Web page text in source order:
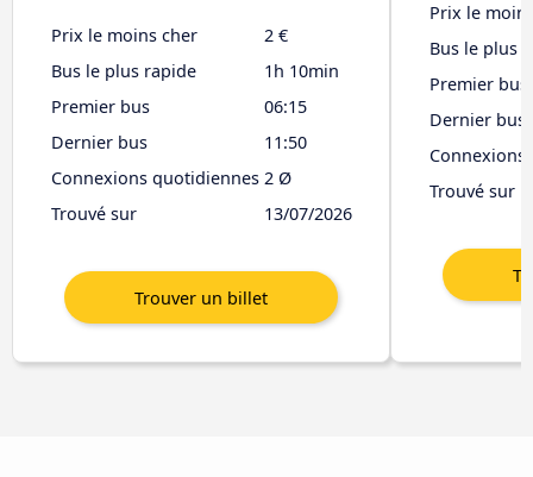
Prix le moins cher
2 €
Bus le plus rapide
1h 10min
Premier bus
06:15
Dernier bus
11:50
Connexions quotidiennes 2 Ø
Trouvé sur
13/07/2026
Prix le
Bus le plus
Premier bus
Dernier bus
Trouvé sur